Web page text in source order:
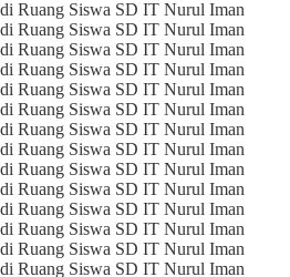
Ruang Siswa SD IT Nurul Iman
Ruang Siswa SD IT Nurul Iman
Ruang Siswa SD IT Nurul Iman
Ruang Siswa SD IT Nurul Iman
Ruang Siswa SD IT Nurul Iman
Ruang Siswa SD IT Nurul Iman
Ruang Siswa SD IT Nurul Iman
Ruang Siswa SD IT Nurul Iman
Ruang Siswa SD IT Nurul Iman
Ruang Siswa SD IT Nurul Iman
Ruang Siswa SD IT Nurul Iman
Ruang Siswa SD IT Nurul Iman
Ruang Siswa SD IT Nurul Iman
Ruang Siswa SD IT Nurul Iman